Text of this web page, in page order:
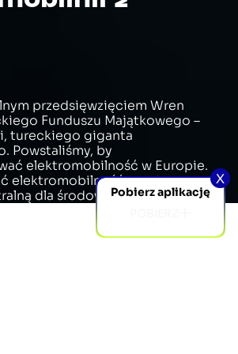
Pobierz aplikację
X
przedsięwzięciem Wren
Funduszu Majątkowego –
tureckiego giganta
Powstaliśmy, by
elektromobilność w Europie.
elektromobilność prostą,
dla środowiska.
Polityka plików cookie
prawa zastrzeżone.